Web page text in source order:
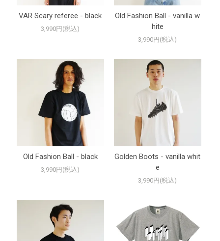
VAR Scary referee - black
3,990円(税込)
Old Fashion Ball - vanilla w
hite
3,990円(税込)
Old Fashion Ball - black
3,990円(税込)
Golden Boots - vanilla whit
e
3,990円(税込)